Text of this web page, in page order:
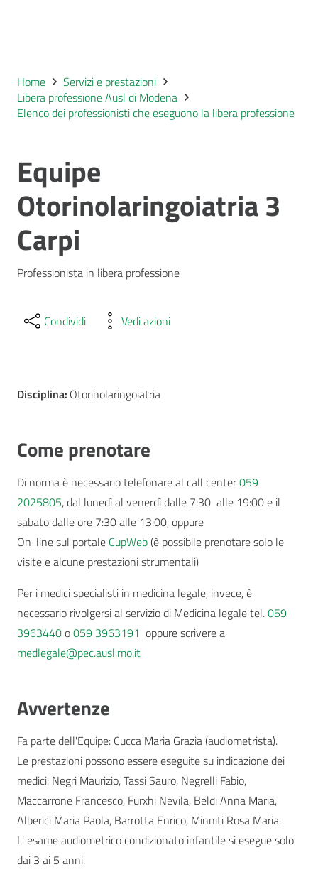
Home
Servizi e prestazioni
Libera professione Ausl di Modena
Elenco dei professionisti che eseguono la libera professione
Equipe
Otorinolaringoiatria 3
Carpi
Professionista in libera professione
Condividi Vedi azioni
Disciplina: Otorinolaringoiatria
Come prenotare
Di norma è necessario telefonare al call center059
2025805, dal lunedì al venerdì dalle 7:30 alle 19:00 e il
sabato dalle ore 7:30 alle 13:00, oppure
On-line sul portale CupWeb(è possibile prenotare solo le
visite e alcune prestazioni strumentali)
Per i medici specialisti in medicina legale, invece, è
necessario rivolgersi al servizio di Medicina legale tel.059
3963440o059 3963191 oppure scrivere a
medlegale@pec.ausl.mo.it
Avvertenze
Fa parte dell'Equipe: Cucca Maria Grazia (audiometrista).
Le prestazioni possono essere eseguite su indicazione dei
medici: Negri Maurizio, Tassi Sauro, Negrelli Fabio,
Maccarrone Francesco, Furxhi Nevila, Beldi Anna Maria,
Alberici Maria Paola, Barrotta Enrico, Minniti Rosa Maria.
L' esame audiometrico condizionato infantile si esegue solo
dai 3 ai 5 anni.